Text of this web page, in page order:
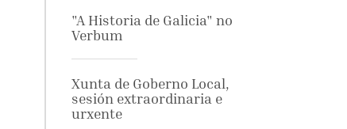
"A Historia de Galicia" no
Verbum
Xunta de Goberno Local,
sesión extraordinaria e
urxente